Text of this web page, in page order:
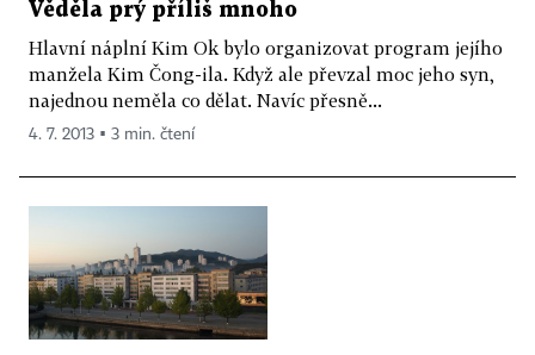
Věděla prý příliš mnoho
Hlavní náplní Kim Ok bylo organizovat program jejího
manžela Kim Čong-ila. Když ale převzal moc jeho syn,
najednou neměla co dělat. Navíc přesně...
4. 7. 2013 ▪ 3 min. čtení